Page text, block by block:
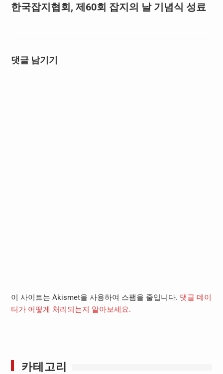
한국잡지협회, 제60회 잡지의 날 기념식 성료
댓글 남기기
이 사이트는 Akismet을 사용하여 스팸을 줄입니다. 댓글 데이
터가 어떻게 처리되는지 알아보세요.
카테고리